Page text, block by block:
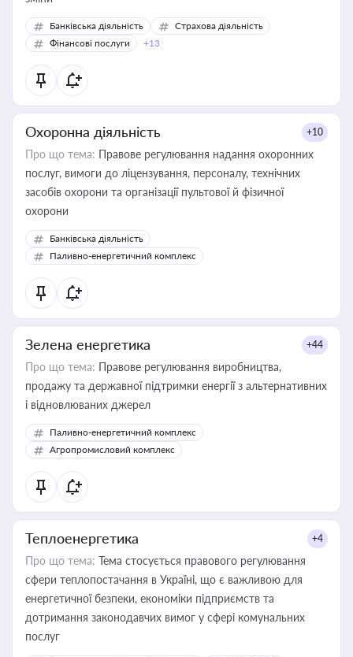
Банківська діяльність
Страхова діяльність
Фінансові послуги
+13
Охоронна діяльність +10
Про що тема: Правове регулювання надання охоронних
послуг, вимоги до ліцензування, персоналу, технічних
засобів охорони та організації пультової й фізичної
охорони
Банківська діяльність
Паливно-енергетичний комплекс
Зелена енергетика +44
Про що тема: Правове регулювання виробництва,
продажу та державної підтримки енергії з альтернативних
і відновлюваних джерел
Паливно-енергетичний комплекс
Агропромисловий комплекс
Теплоенергетика +4
Про що тема: Тема стосується правового регулювання
сфери теплопостачання в Україні, що є важливою для
енергетичної безпеки, економіки підприємств та
дотримання законодавчих вимог у сфері комунальних
послуг